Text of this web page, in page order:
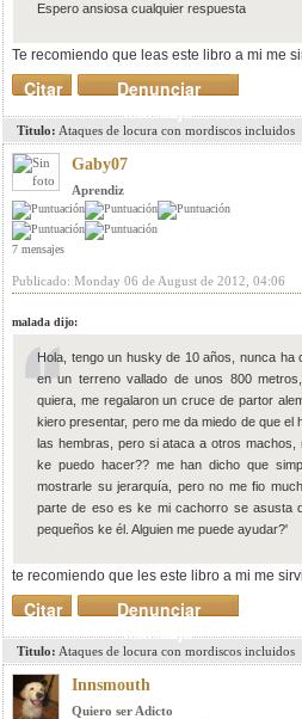
Espero ansiosa cualquier respuesta
Te recomiendo que leas este libro a mi me
Denunciar
mensaje
Citar
Titulo: Ataques de locura con mordiscos incluidos
Gaby07
Aprendiz
7 mensajes
Publicado: Monday 06 de August de 2012, 04:06
malada dijo:
Hola, tengo un husky de 10 años, nunca
en un terreno vallado de unos 800
quiera, me regalaron un cruce de partor
kiero presentar, pero me da miedo de que
las hembras, pero si ataca a otros
ke puedo hacer?? me han dicho que
mostrarle su jerarquía, pero no me fio
parte de eso es ke mi cachorro se asusta
pequeños ke él. Alguien me puede ayudar?'
te recomiendo que les este libro a mi me
Denunciar
mensaje
Citar
Titulo: Ataques de locura con mordiscos incluidos
Innsmouth
Quiero ser Adicto